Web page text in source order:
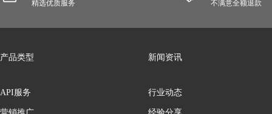
精选优质服务 不满意全额退款
产品类型
API服务
新闻资讯
行业动态